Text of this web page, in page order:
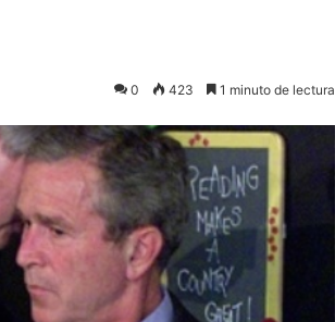
0 423 1 minuto de lectura